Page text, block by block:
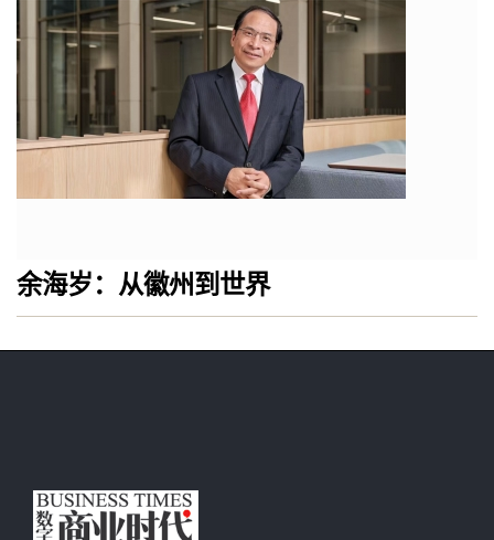
余海岁：从徽州到世界